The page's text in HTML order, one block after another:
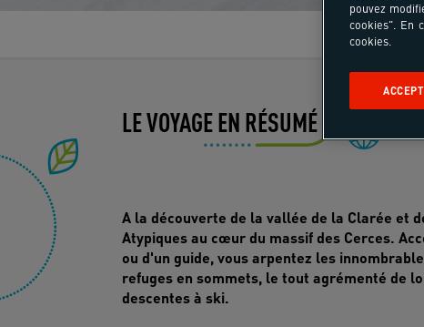
Le
LE VOYAGE EN RÉSUMÉ
A la découverte de la vallée de la Clarée et
Atypiques au cœur du massif des Cerces.
ou d'un guide, vous arpentez les
refuges en sommets, le tout agrémenté de
descentes à ski.
pouvez
cookies". En
cookies.